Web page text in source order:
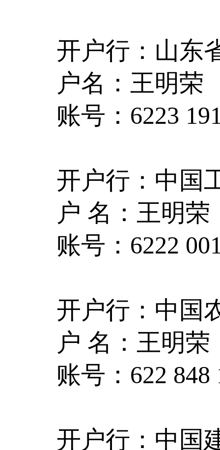
开户行：山东
户名：王明荣
账号：6223
开户行：中国
户 名：王明荣
账号：6222
开户行：中国
户 名：王明荣
账号：622 848
开户行：中国